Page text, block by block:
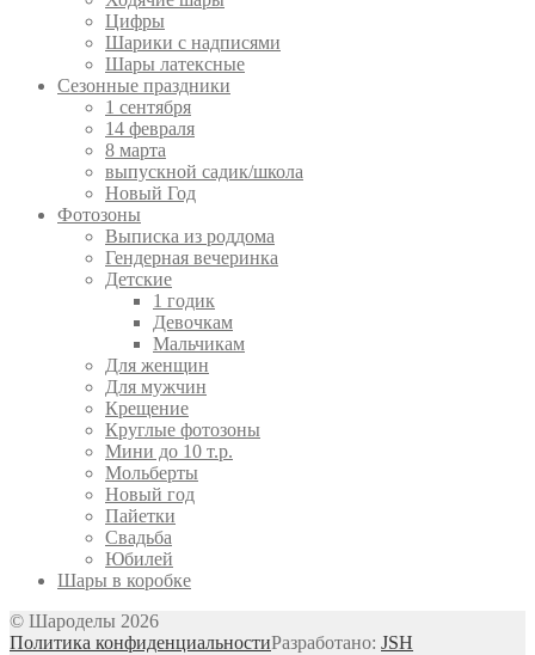
Цифры
Шарики с надписями
Шары латексные
Сезонные праздники
1 сентября
14 февраля
8 марта
выпускной садик/школа
Новый Год
Фотозоны
Выписка из роддома
Гендерная вечеринка
Детские
1 годик
Девочкам
Мальчикам
Для женщин
Для мужчин
Крещение
Круглые фотозоны
Мини до 10 т.р.
Мольберты
Новый год
Пайетки
Свадьба
Юбилей
Шары в коробке
© Шароделы 2026
Политика конфиденциальностиРазработано: JSH